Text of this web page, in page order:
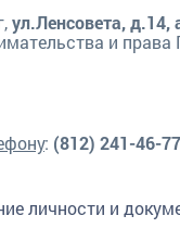
ул.Ленсовета, д.14,
и права
: (812) 241-46-77
личности и